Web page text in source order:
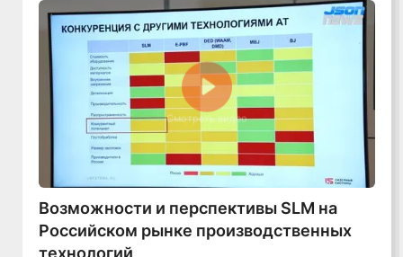
Смотреть видео
Возможности и перспективы SLM на
Российском рынке производственных
технологий